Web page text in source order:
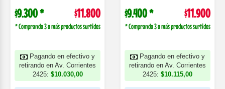
$9.300 * $11.800
* Comprando 3 o más productos surtidos
Pagando en efectivo y
retirando en Av. Corrientes
2425: $10.030,00
$9.400 * $11.900
* Comprando 3 o más productos surtidos
Pagando en efectivo y
retirando en Av. Corrientes
2425: $10.115,00